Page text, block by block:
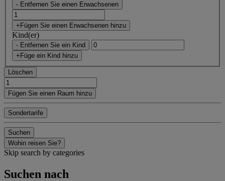
- Entfernen Sie einen Erwachsenen
+Fügen Sie einen Erwachsenen hinzu
Kind(er)
- Entfernen Sie ein Kind
+Füge ein Kind hinzu
Löschen
Fügen Sie einen Raum hinzu
Sondertarife
Suchen
Wohin reisen Sie?
Skip search by categories
Suchen nach